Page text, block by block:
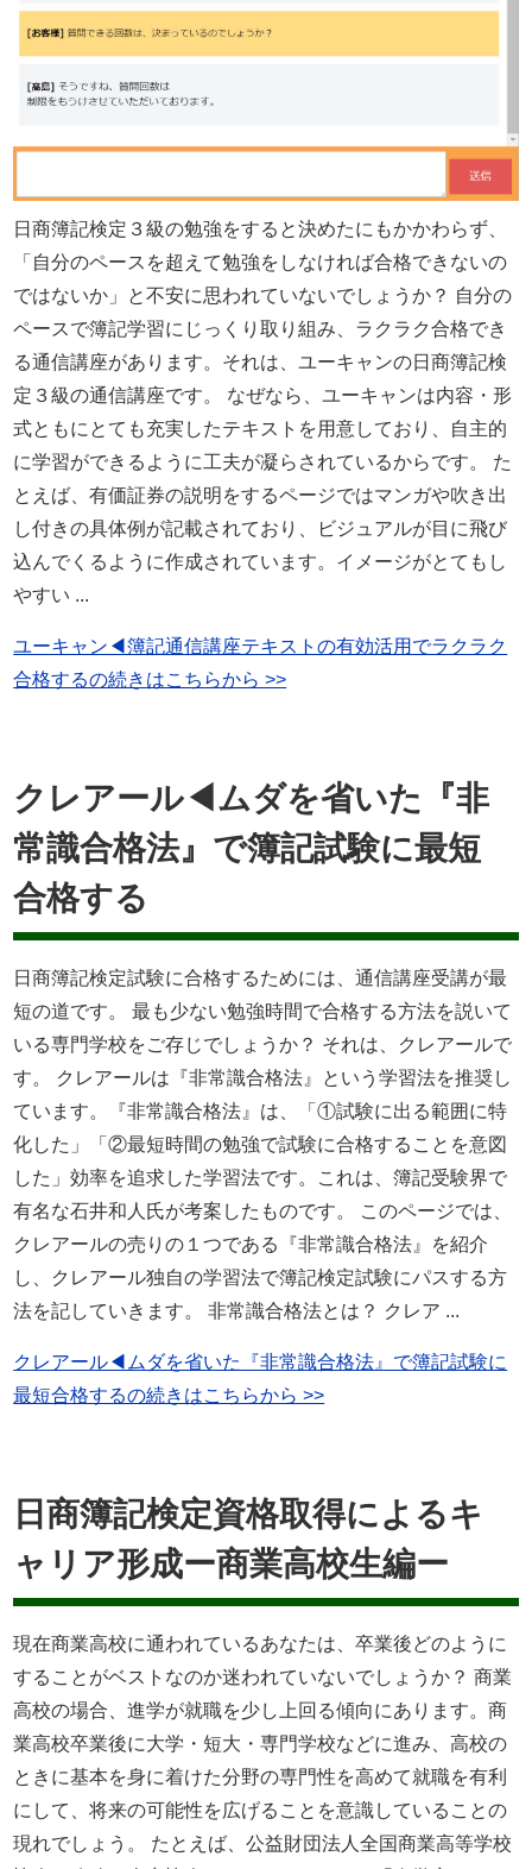
日商簿記検定３級の勉強をすると決めたにもかかわらず、
「自分のペースを超えて勉強をしなければ合格できないの
ではないか」と不安に思われていないでしょうか？ 自分の
ペースで簿記学習にじっくり取り組み、ラクラク合格でき
る通信講座があります。それは、ユーキャンの日商簿記検
定３級の通信講座です。 なぜなら、ユーキャンは内容・形
式ともにとても充実したテキストを用意しており、自主的
に学習ができるように工夫が凝らされているからです。 た
とえば、有価証券の説明をするページではマンガや吹き出
し付きの具体例が記載されており、ビジュアルが目に飛び
込んでくるように作成されています。イメージがとてもし
やすい ...
ユーキャン◀簿記通信講座テキストの有効活用でラクラク
合格するの続きはこちらから >>
クレアール◀ムダを省いた『非
常識合格法』で簿記試験に最短
合格する
日商簿記検定試験に合格するためには、通信講座受講が最
短の道です。 最も少ない勉強時間で合格する方法を説いて
いる専門学校をご存じでしょうか？ それは、クレアールで
す。 クレアールは『非常識合格法』という学習法を推奨し
ています。『非常識合格法』は、「①試験に出る範囲に特
化した」「②最短時間の勉強で試験に合格することを意図
した」効率を追求した学習法です。これは、簿記受験界で
有名な石井和人氏が考案したものです。 このページでは、
クレアールの売りの１つである『非常識合格法』を紹介
し、クレアール独自の学習法で簿記検定試験にパスする方
法を記していきます。 非常識合格法とは？ クレア ...
クレアール◀ムダを省いた『非常識合格法』で簿記試験に
最短合格するの続きはこちらから >>
日商簿記検定資格取得によるキ
ャリア形成ー商業高校生編ー
現在商業高校に通われているあなたは、卒業後どのように
することがベストなのか迷われていないでしょうか？ 商業
高校の場合、進学が就職を少し上回る傾向にあります。商
業高校卒業後に大学・短大・専門学校などに進み、高校の
ときに基本を身に着けた分野の専門性を高めて就職を有利
にして、将来の可能性を広げることを意識していることの
現れでしょう。 たとえば、公益財団法人全国商業高等学校